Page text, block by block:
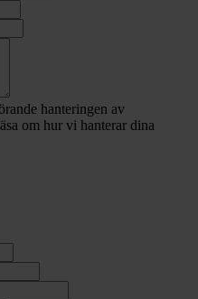
hanteringen av
om hur vi hanterar dina